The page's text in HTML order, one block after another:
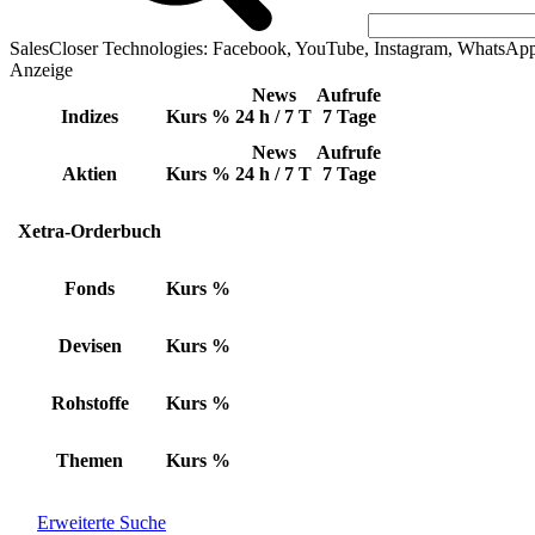
SalesCloser Technologies: Facebook, YouTube, Instagram,
Anzeige
Indizes Kurs %
News
24 h / 7 T
Aufrufe
7 Tage
Aktien Kurs %
News
24 h / 7 T
Aufrufe
7 Tage
Xetra-Orderbuch
Fonds Kurs %
Devisen Kurs %
Rohstoffe Kurs %
Themen Kurs %
Erweiterte Suche